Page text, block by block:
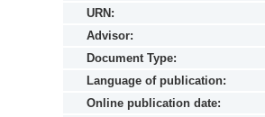
URN:
Advisor:
Document Type:
Language of publication:
Online publication date: